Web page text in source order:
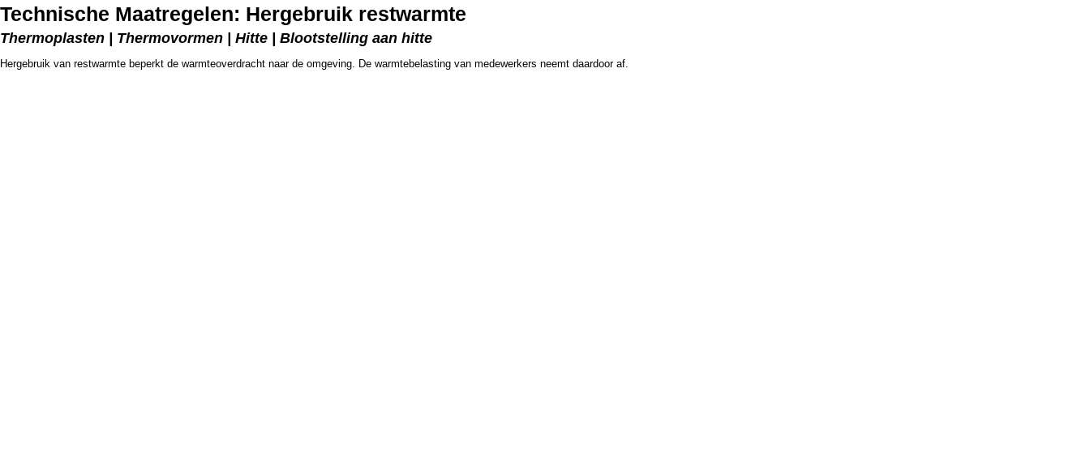
Technische Maatregelen: Hergebruik restwarmte
Thermoplasten | Thermovormen | Hitte | Blootstelling aan hitte
Hergebruik van restwarmte beperkt de warmteoverdracht naar de omgeving. De warmtebelasting van medewerkers neemt daardoor af.